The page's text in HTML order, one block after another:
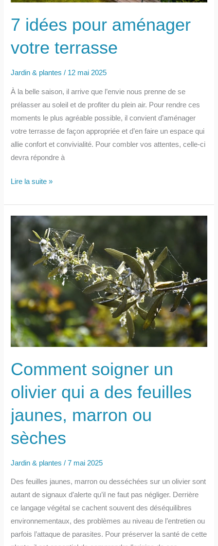
7 idées pour aménager
votre terrasse
Jardin & plantes / 12 mai 2025
À la belle saison, il arrive que l’envie nous prenne de se
prélasser au soleil et de profiter du plein air. Pour rendre ces
moments le plus agréable possible, il convient d’aménager
votre terrasse de façon appropriée et d’en faire un espace qui
allie confort et convivialité. Pour combler vos attentes, celle-ci
devra répondre à
7
pour
aménager
terrasse
Lire la suite »
Comment soigner un
olivier qui a des feuilles
jaunes, marron ou
sèches
Jardin & plantes /7 mai 2025
Des feuilles jaunes, marron ou desséchées sur un olivier sont
autant de signaux d’alerte qu’il ne faut pas négliger. Derrière
ce langage végétal se cachent souvent des déséquilibres
environnementaux, des problèmes au niveau de l’entretien ou
parfois l’attaque de parasites. Pour préserver la santé de cette